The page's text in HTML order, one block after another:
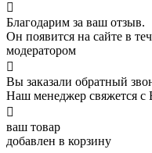

Благодарим за ваш отзыв.
Он появится на сайте в
модератором

Вы заказали обратный
Наш менеджер свяжется с

ваш товар
добавлен в корзину